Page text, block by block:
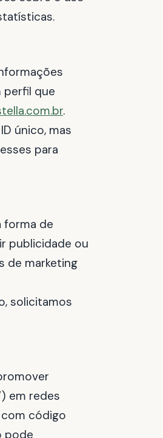
perfil que
.
único, mas
para
forma de
publicidade ou
de marketing
solicitamos
em redes
código
pode